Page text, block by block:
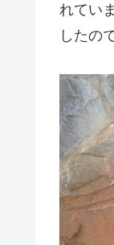
れてい
したの